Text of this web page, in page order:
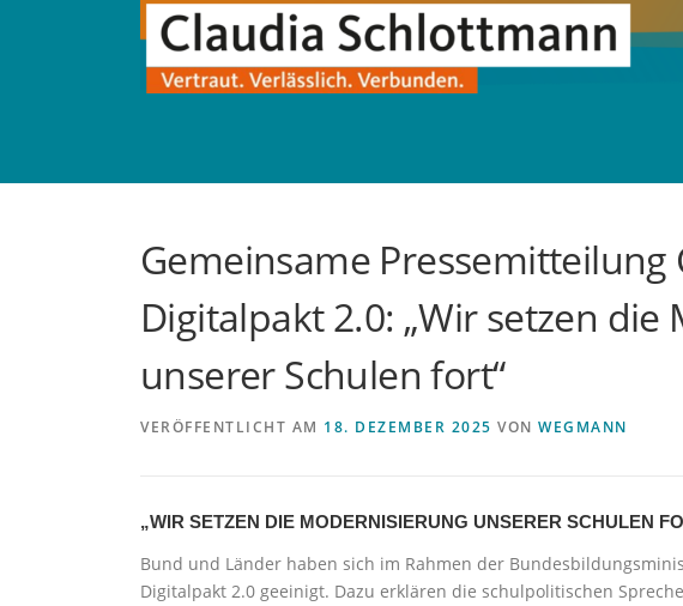
Gemeinsame Pressemitteilung
Digitalpakt 2.0: „Wir setzen
unserer Schulen fort“
VERÖFFENTLICHT AM 18. DEZEMBER 2025 VON WEGMANN
„WIR SETZEN DIE MODERNISIERUNG UNSERER SCHULEN
Bund und Länder haben sich im Rahmen der
Digitalpakt 2.0 geeinigt. Dazu erklären die schulpolitischen